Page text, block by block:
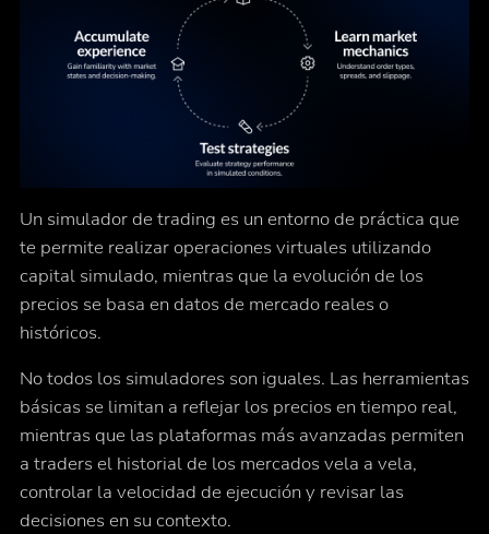
Un simulador de trading es un entorno de práctica que
te permite realizar operaciones virtuales utilizando
capital simulado, mientras que la evolución de los
precios se basa en datos de mercado reales o
históricos.
No todos los simuladores son iguales. Las herramientas
básicas se limitan a reflejar los precios en tiempo real,
mientras que las plataformas más avanzadas permiten
a traders el historial de los mercados vela a vela,
controlar la velocidad de ejecución y revisar las
decisiones en su contexto.